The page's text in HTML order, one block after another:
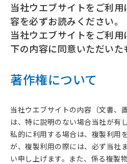
当社ウエブサイトをご利
容を必ずお読みください。
当社ウエブサイトをご利
下の内容に同意いただいた
著作権について
当社ウエブサイトの内容（文書、
は、特に説明のない場合当社が有
私的に利用する場合は、複製利用
が、複製利用の際には、必ず当社
い申し上げます。また、係る複製